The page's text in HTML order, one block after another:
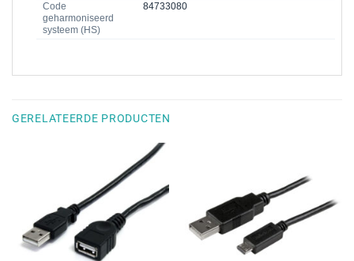
Code
geharmoniseerd
systeem (HS)
84733080
GERELATEERDE PRODUCTEN